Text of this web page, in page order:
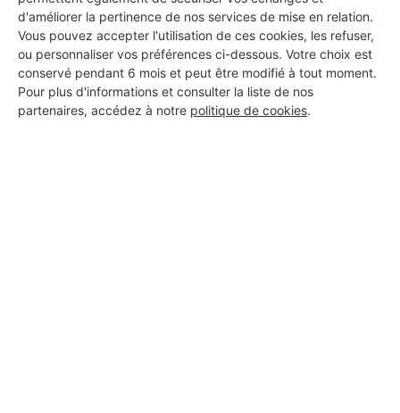
d'améliorer la pertinence de nos services de mise en relation.
Vous pouvez accepter l'utilisation de ces cookies, les refuser,
ou personnaliser vos préférences ci-dessous. Votre choix est
conservé pendant 6 mois et peut être modifié à tout moment.
Pour plus d'informations et consulter la liste de nos
partenaires, accédez à notre politique de cookies.